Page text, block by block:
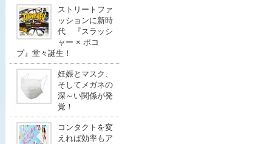
ストリートファ
ッションに新時
代 『スラッシ
ャー × ポコ
プ』堂々誕生！
妊娠とマスク、
そしてメガネの
深～い関係が発
覚！
コンタクトを変
えれば効率もア